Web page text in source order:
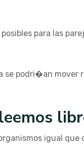
para las
se podri�an mover
igual que